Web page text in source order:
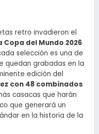
retro invadieron el
Copa del Mundo 2026
selección es una de
quedan grabadas en la
edición del
con 48 combinados
casacas que harán
que generará un
en la historia de la